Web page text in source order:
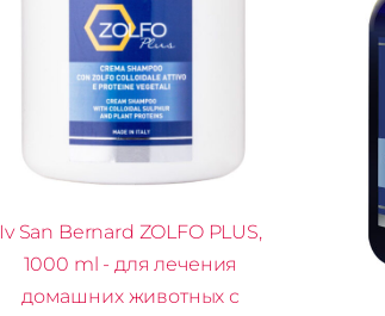
Iv San Bernard ZOLFO PLUS,
1000 ml - для лечения
домашних животных с